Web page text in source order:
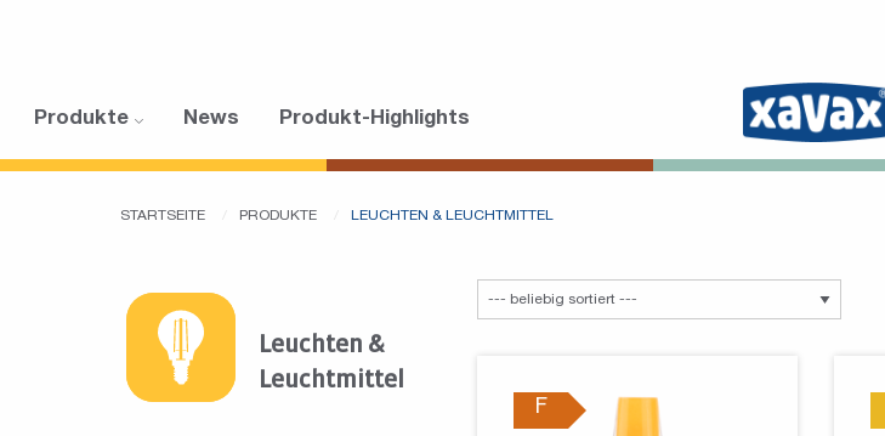
Produkte News Produkt-Highlights
STARTSEITE PRODUKTE LEUCHTEN & LEUCHTMITTEL
Leuchten &
Leuchtmittel
F